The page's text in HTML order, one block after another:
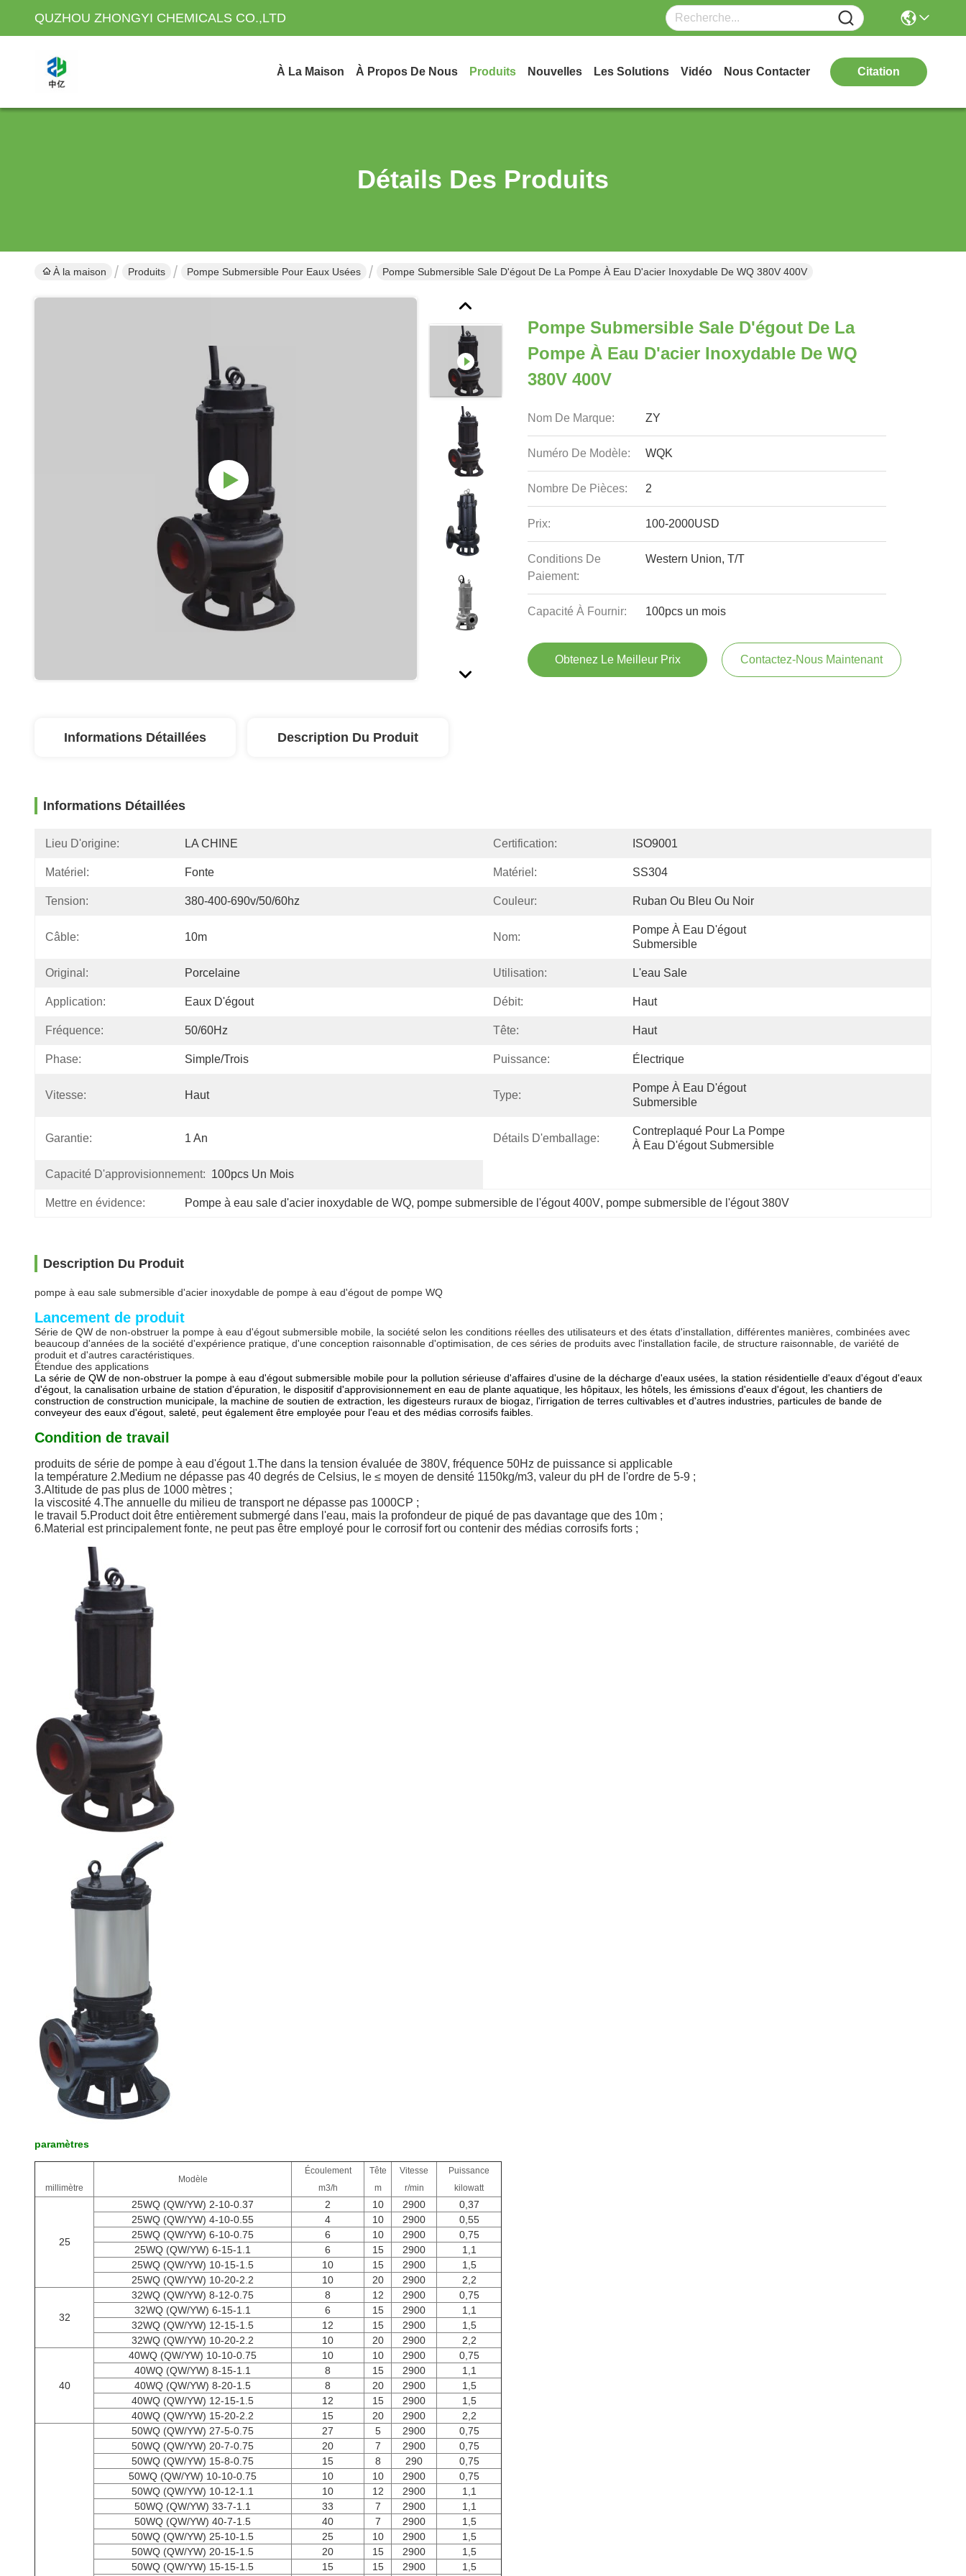
QUZHOU ZHONGYI CHEMICALS CO.,LTD
À La Maison À Propos De Nous Produits Nouvelles Les Solutions Vidéo Nous Contacter Citation
Détails Des Produits
À la maison Produits Pompe Submersible Pour Eaux Usées Pompe Submersible Sale D'égout De La Pompe À Eau D'acier Inoxydable De WQ 380V 400V
Pompe Submersible Sale D'égout De La
Pompe À Eau D'acier Inoxydable De WQ
380V 400V
Nom De Marque: ZY
Numéro De Modèle: WQK
Nombre De Pièces: 2
Prix: 100-2000USD
Conditions De
Paiement:
Western Union, T/T
Capacité À Fournir: 100pcs un mois
Obtenez Le Meilleur Prix Contactez-Nous Maintenant
Informations Détaillées Description Du Produit
Informations Détaillées
Lieu D'origine: LA CHINE Certification: ISO9001
Matériel: Fonte Matériel: SS304
Tension: 380-400-690v/50/60hz Couleur: Ruban Ou Bleu Ou Noir
Câble: 10m Nom:
Pompe À Eau D'égout
Submersible
Original: Porcelaine Utilisation: L'eau Sale
Application: Eaux D'égout Débit: Haut
Fréquence: 50/60Hz Tête: Haut
Phase: Simple/trois Puissance: Électrique
Vitesse: Haut Type:
Pompe À Eau D'égout
Submersible
Garantie: 1 An Détails D'emballage:
Contreplaqué Pour La Pompe
À Eau D'égout Submersible
Capacité D'approvisionnement: 100pcs Un Mois
Mettre en évidence: Pompe à eau sale d'acier inoxydable de WQ, pompe submersible de l'égout 400V, pompe submersible de l'égout 380V
Description Du Produit
pompe à eau sale submersible d'acier inoxydable de pompe à eau d'égout de pompe WQ
Lancement de produit
Série de QW de non-obstruer la pompe à eau d'égout submersible mobile, la société selon les conditions réelles des utilisateurs et des états d'installation, différentes manières, combinées avec
beaucoup d'années de la société d'expérience pratique, d'une conception raisonnable d'optimisation, de ces séries de produits avec l'installation facile, de structure raisonnable, de variété de
produit et d'autres caractéristiques.
Étendue des applications
La série de QW de non-obstruer la pompe à eau d'égout submersible mobile pour la pollution sérieuse d'affaires d'usine de la décharge d'eaux usées, la station résidentielle d'eaux d'égout d'eaux
d'égout, la canalisation urbaine de station d'épuration, le dispositif d'approvisionnement en eau de plante aquatique, les hôpitaux, les hôtels, les émissions d'eaux d'égout, les chantiers de
construction de construction municipale, la machine de soutien de extraction, les digesteurs ruraux de biogaz, l'irrigation de terres cultivables et d'autres industries, particules de bande de
conveyeur des eaux d'égout, saleté, peut également être employée pour l'eau et des médias corrosifs faibles.
Condition de travail
produits de série de pompe à eau d'égout 1.The dans la tension évaluée de 380V, fréquence 50Hz de puissance si applicable
la température 2.Medium ne dépasse pas 40 degrés de Celsius, le ≤ moyen de densité 1150kg/m3, valeur du pH de l'ordre de 5-9 ;
3.Altitude de pas plus de 1000 mètres ;
la viscosité 4.The annuelle du milieu de transport ne dépasse pas 1000CP ;
le travail 5.Product doit être entièrement submergé dans l'eau, mais la profondeur de piqué de pas davantage que des 10m ;
6.Material est principalement fonte, ne peut pas être employé pour le corrosif fort ou contenir des médias corrosifs forts ;
paramètres
millimètre
Modèle
Écoulement
m3/h
Tête
m
Vitesse
r/min
Puissance
kilowatt
25
25WQ (QW/YW) 2-10-0.37 2 10 2900
0,37
25WQ (QW/YW) 4-10-0.55
4 10 2900
0,55
25WQ (QW/YW) 6-10-0.75
6 10 2900
0,75
25WQ (QW/YW) 6-15-1.1
6 15 2900
1,1
25WQ (QW/YW) 10-15-1.5
10 15 2900
1,5
25WQ (QW/YW) 10-20-2.2
10 20 2900 2,2
32
32WQ (QW/YW) 8-12-0.75 8 12 2900
0,75
32WQ (QW/YW) 6-15-1.1
6 15 2900
1,1
32WQ (QW/YW) 12-15-1.5
12 15 2900
1,5
32WQ (QW/YW) 10-20-2.2
10 20 2900 2,2
40
40WQ (QW/YW) 10-10-0.75 10 10 2900
0,75
40WQ (QW/YW) 8-15-1.1
8 15 2900
1,1
40WQ (QW/YW) 8-20-1.5
8 20 2900
1,5
40WQ (QW/YW) 12-15-1.5
12 15 2900
1,5
40WQ (QW/YW) 15-20-2.2
15 20 2900
2,2
50WQ (QW/YW) 27-5-0.75
27 5 2900
0,75
50WQ (QW/YW) 20-7-0.75
20 7 2900
0,75
50WQ (QW/YW) 15-8-0.75
15 8 290
0,75
50WQ (QW/YW) 10-10-0.75
10 10 2900
0,75
50WQ (QW/YW) 10-12-1.1
10 12 2900
1,1
50WQ (QW/YW) 33-7-1.1
33 7 2900
1,1
50WQ (QW/YW) 40-7-1.5
40 7 2900
1,5
50WQ (QW/YW) 25-10-1.5
25 10 2900
1,5
50WQ (QW/YW) 20-15-1.5
20 15 2900
1,5
50WQ (QW/YW) 15-15-1.5
15 15 2900 1,5